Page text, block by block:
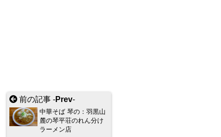
前の記事 -Prev-
中華そば 琴の：羽黒山
麓の琴平荘のれん分け
ラーメン店